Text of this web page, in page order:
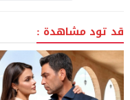
قد تود مشاهدة :